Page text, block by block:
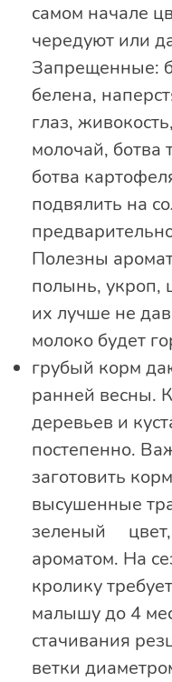
самом начале
чередуют или
Запрещенные:
белена,
глаз,
молочай, ботва
ботва
подвялить на
Полезны
полынь, укроп,
их лучше не
молоко будет
грубый корм
ранней весны.
деревьев и
постепенно.
заготовить
высушенные
зеленый цвет,
ароматом. На
кролику
малышу до 4
стачивания
ветки